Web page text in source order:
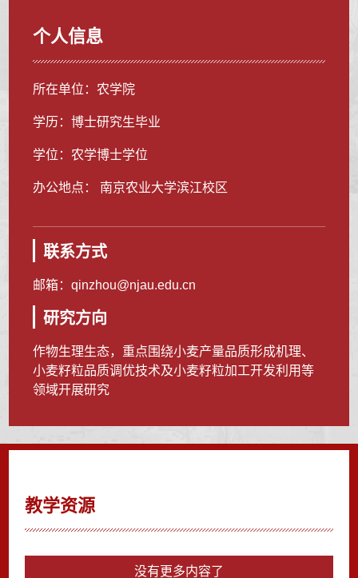
个人信息
所在单位：农学院
学历：博士研究生毕业
学位：农学博士学位
办公地点： 南京农业大学滨江校区
联系方式
邮箱：qinzhou@njau.edu.cn
研究方向
作物生理生态，重点围绕小麦产量品质形成机理、
小麦籽粒品质调优技术及小麦籽粒加工开发利用等
领域开展研究
教学资源
没有更多内容了